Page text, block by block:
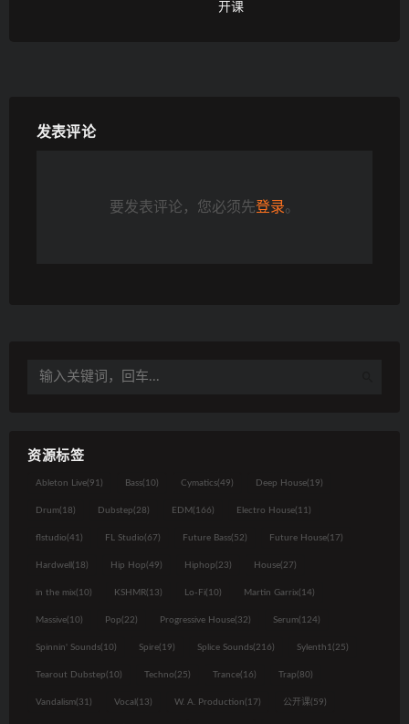
开课
发表评论
要发表评论，您必须先登录。
资源标签
Ableton Live(91) Bass(10) Cymatics(49) Deep House(19)
Drum(18) Dubstep(28) EDM(166) Electro House(11)
flstudio(41) FL Studio(67) Future Bass(52) Future House(17)
Hardwell (18) Hip Hop(49) Hiphop(23) House(27)
in the mix(10) KSHMR(13) Lo-Fi(10) Martin Garrix(14)
Massive(10) Pop(22) Progressive House(32) Serum(124)
Spinnin' Sounds(10) Spire(19) Splice Sounds(216) Sylenth1(25)
Tearout Dubstep(10) Techno(25) Trance(16) Trap(80)
Vandalism(31) Vocal (13) W. A. Production(17) 公开课(59)